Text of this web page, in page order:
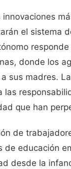
innovaciones
el sistema
donde los
sus madres.
las
que han
de
de educación
desde la